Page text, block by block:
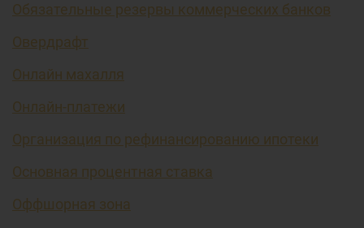
Обязательные резервы коммерческих банков
Овердрафт
Онлайн махалля
Онлайн-платежи
Организация по рефинансированию ипотеки
Основная процентная ставка
Оффшорная зона